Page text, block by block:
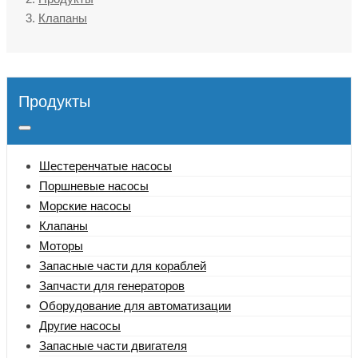
Клапаны
Продукты
Шестеренчатые насосы
Поршневые насосы
Морские насосы
Клапаны
Моторы
Запасные части для кораблей
Запчасти для генераторов
Оборудование для автоматизации
Другие насосы
Запасные части двигателя